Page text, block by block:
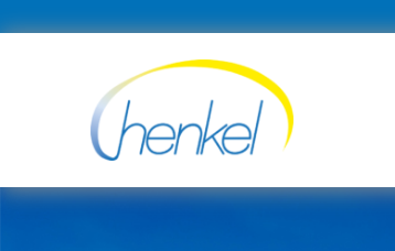
Inhalt